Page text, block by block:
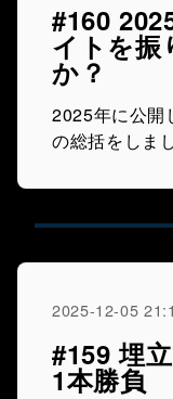
#160
イトを振
か？
2025年に公開
の総括をしまし
2025-12-05
#159 埋
1本勝負